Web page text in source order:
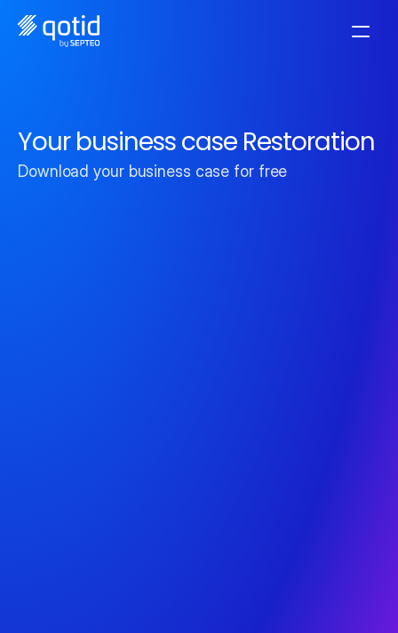
Your business case Restoration
Download your business case for free